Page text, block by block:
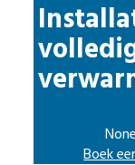
Boek